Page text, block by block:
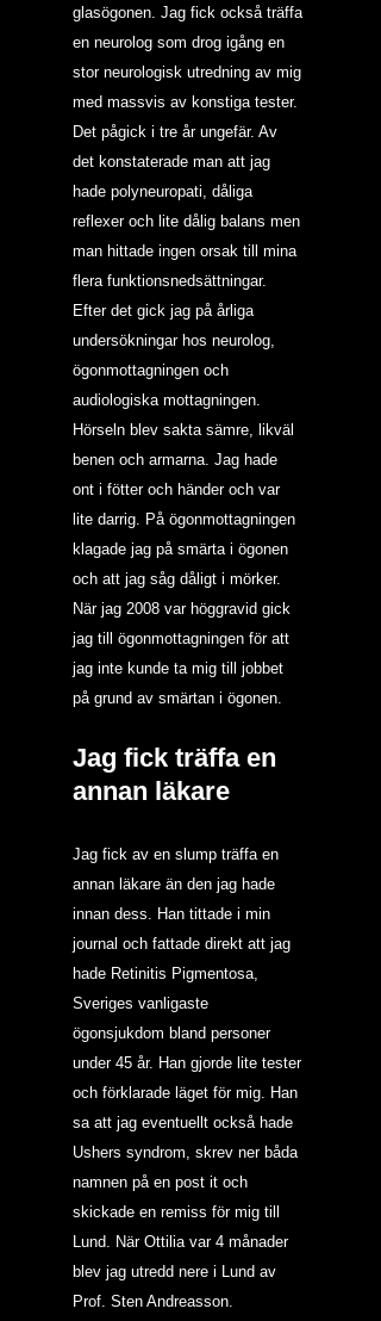
glasögonen. Jag fick också träffa
en neurolog som drog igång en
stor neurologisk utredning av mig
med massvis av konstiga tester.
Det pågick i tre år ungefär. Av
det konstaterade man att jag
hade polyneuropati, dåliga
reflexer och lite dålig balans men
man hittade ingen orsak till mina
flera funktionsnedsättningar.
Efter det gick jag på årliga
undersökningar hos neurolog,
ögonmottagningen och
audiologiska mottagningen.
Hörseln blev sakta sämre, likväl
benen och armarna. Jag hade
ont i fötter och händer och var
lite darrig. På ögonmottagningen
klagade jag på smärta i ögonen
och att jag såg dåligt i mörker.
När jag 2008 var höggravid gick
jag till ögonmottagningen för att
jag inte kunde ta mig till jobbet
på grund av smärtan i ögonen.
Jag fick träffa en
annan läkare
Jag fick av en slump träffa en
annan läkare än den jag hade
innan dess. Han tittade i min
journal och fattade direkt att jag
hade Retinitis Pigmentosa,
Sveriges vanligaste
ögonsjukdom bland personer
under 45 år. Han gjorde lite tester
och förklarade läget för mig. Han
sa att jag eventuellt också hade
Ushers syndrom, skrev ner båda
namnen på en post it och
skickade en remiss för mig till
Lund. När Ottilia var 4 månader
blev jag utredd nere i Lund av
Prof. Sten Andreasson.